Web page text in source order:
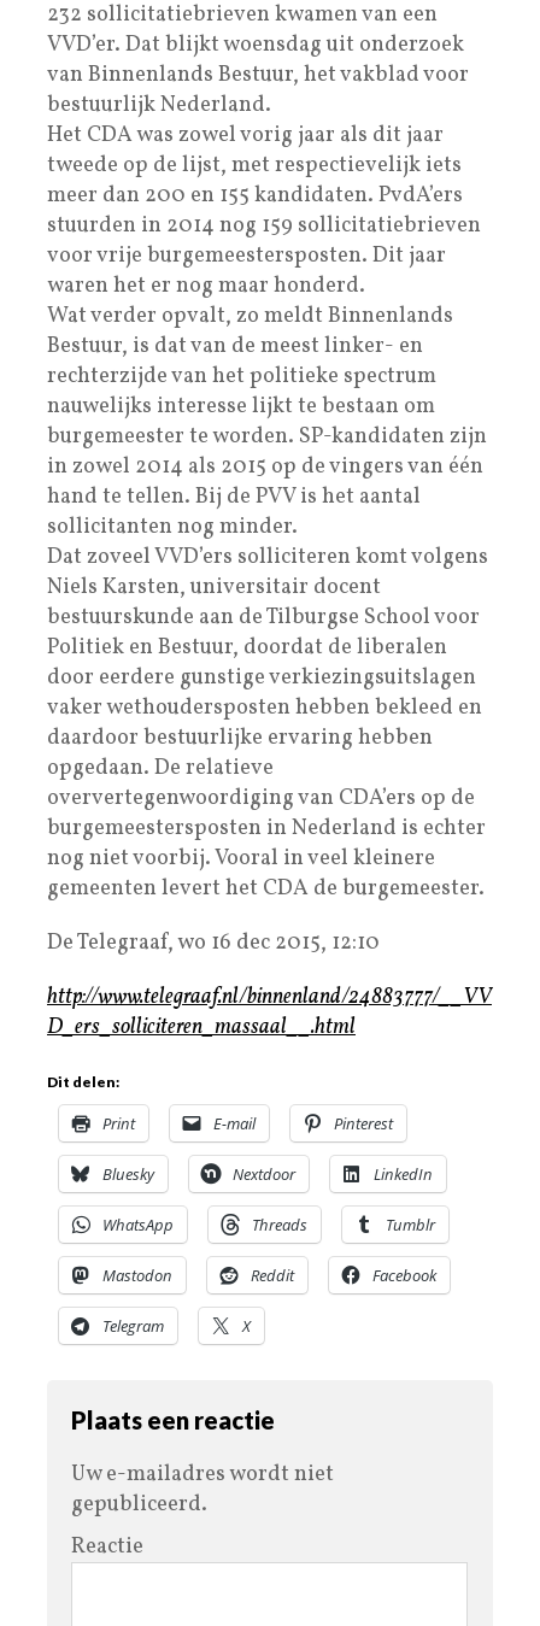
232 sollicitatiebrieven kwamen van een
VVD’er. Dat blijkt woensdag uit onderzoek
van Binnenlands Bestuur, het vakblad voor
bestuurlijk Nederland.
Het CDA was zowel vorig jaar als dit jaar
tweede op de lijst, met respectievelijk iets
meer dan 200 en 155 kandidaten. PvdA’ers
stuurden in 2014 nog 159 sollicitatiebrieven
voor vrije burgemeestersposten. Dit jaar
waren het er nog maar honderd.
Wat verder opvalt, zo meldt Binnenlands
Bestuur, is dat van de meest linker- en
rechterzijde van het politieke spectrum
nauwelijks interesse lijkt te bestaan om
burgemeester te worden. SP-kandidaten zijn
in zowel 2014 als 2015 op de vingers van één
hand te tellen. Bij de PVV is het aantal
sollicitanten nog minder.
Dat zoveel VVD’ers solliciteren komt volgens
Niels Karsten, universitair docent
bestuurskunde aan de Tilburgse School voor
Politiek en Bestuur, doordat de liberalen
door eerdere gunstige verkiezingsuitslagen
vaker wethoudersposten hebben bekleed en
daardoor bestuurlijke ervaring hebben
opgedaan. De relatieve
oververtegenwoordiging van CDA’ers op de
burgemeestersposten in Nederland is echter
nog niet voorbij. Vooral in veel kleinere
gemeenten levert het CDA de burgemeester.
De Telegraaf, wo 16 dec 2015, 12:10
http://www.telegraaf.nl/binnenland/24883777/__VV
D_ers_solliciteren_massaal__.html
Dit delen:
Print E-mail Pinterest
Bluesky Nextdoor LinkedIn
WhatsApp Threads Tumblr
Mastodon Reddit Facebook
Telegram X
Plaats een reactie
Uw e-mailadres wordt niet
gepubliceerd.
Reactie